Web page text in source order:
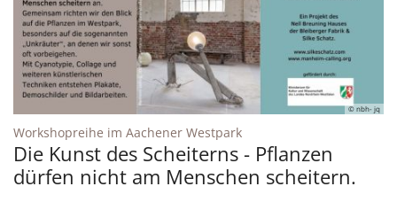
© nbh- jq
Workshopreihe im Aachener Westpark:
Die Kunst des Scheiterns - Pflanzen
dürfen nicht am Menschen scheitern.